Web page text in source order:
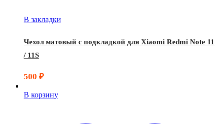
В закладки
Чехол матовый с подкладкой для Xiaomi Redmi Note 11
/ 11S
500 ₽
В корзину